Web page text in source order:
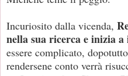
Incuriosito dalla vicenda,
nella sua ricerca e inizia a
essere complicato,
rendersene conto verrà